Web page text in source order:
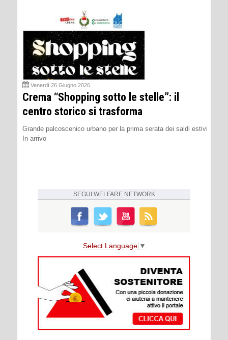
Venerdì 26 Giugno 2026
Crema “Shopping sotto le stelle”: il
centro storico si trasforma
Grande palcoscenico urbano per la prima serata dei saldi estivi
In arrivo
SEGUI WELFARE NETWORK
Select Language ▼